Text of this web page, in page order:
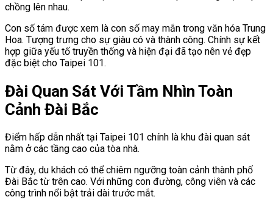
chồng lên nhau.
Con số tám được xem là con số may mắn trong văn hóa Trung
Hoa. Tượng trưng cho sự giàu có và thành công. Chính sự kết
hợp giữa yếu tố truyền thống và hiện đại đã tạo nên vẻ đẹp
đặc biệt cho Taipei 101.
Đài Quan Sát Với Tầm Nhìn Toàn
Cảnh Đài Bắc
Điểm hấp dẫn nhất tại Taipei 101 chính là khu đài quan sát
nằm ở các tầng cao của tòa nhà.
Từ đây, du khách có thể chiêm ngưỡng toàn cảnh thành phố
Đài Bắc từ trên cao. Với những con đường, công viên và các
công trình nổi bật trải dài trước mắt.